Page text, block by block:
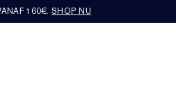
160€.SHOP NU